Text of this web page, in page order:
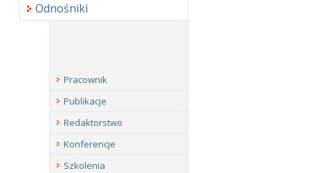
Odnośniki
Pracownik
Publikacje
Redaktorstwo
Konferencje
Szkolenia